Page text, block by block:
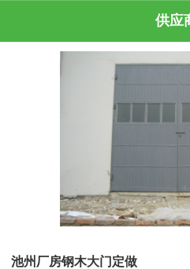
供应
池州厂房钢木大门定做